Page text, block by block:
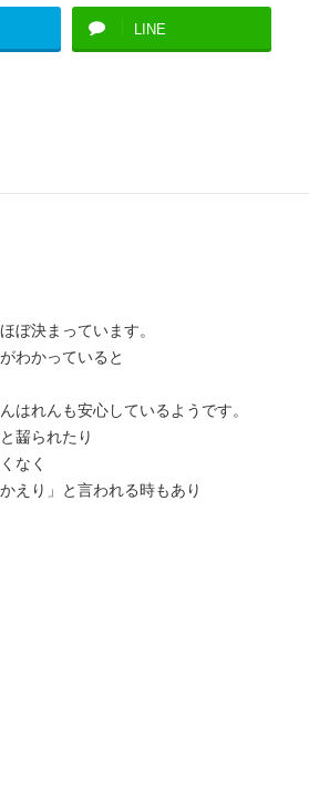
LINE
ぼ決まっています。
わかっていると
はれんも安心しているようです。
齧られたり
なく
えり」と言われる時もあり